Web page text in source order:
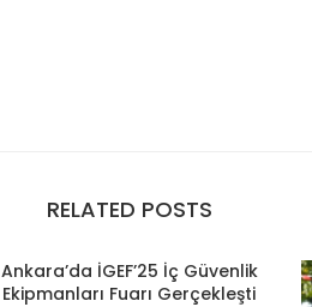
RELATED POSTS
Ankara’da İGEF’25 İç Güvenlik
Ekipmanları Fuarı Gerçekleşti